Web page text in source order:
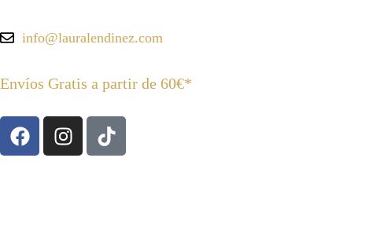
info@lauralendinez.com
Envíos Gratis a partir de 60€*